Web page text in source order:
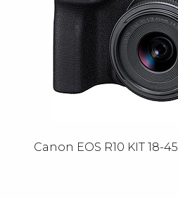
Canon EOS R10 KIT 18-